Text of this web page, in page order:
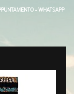
- WHATSAPP